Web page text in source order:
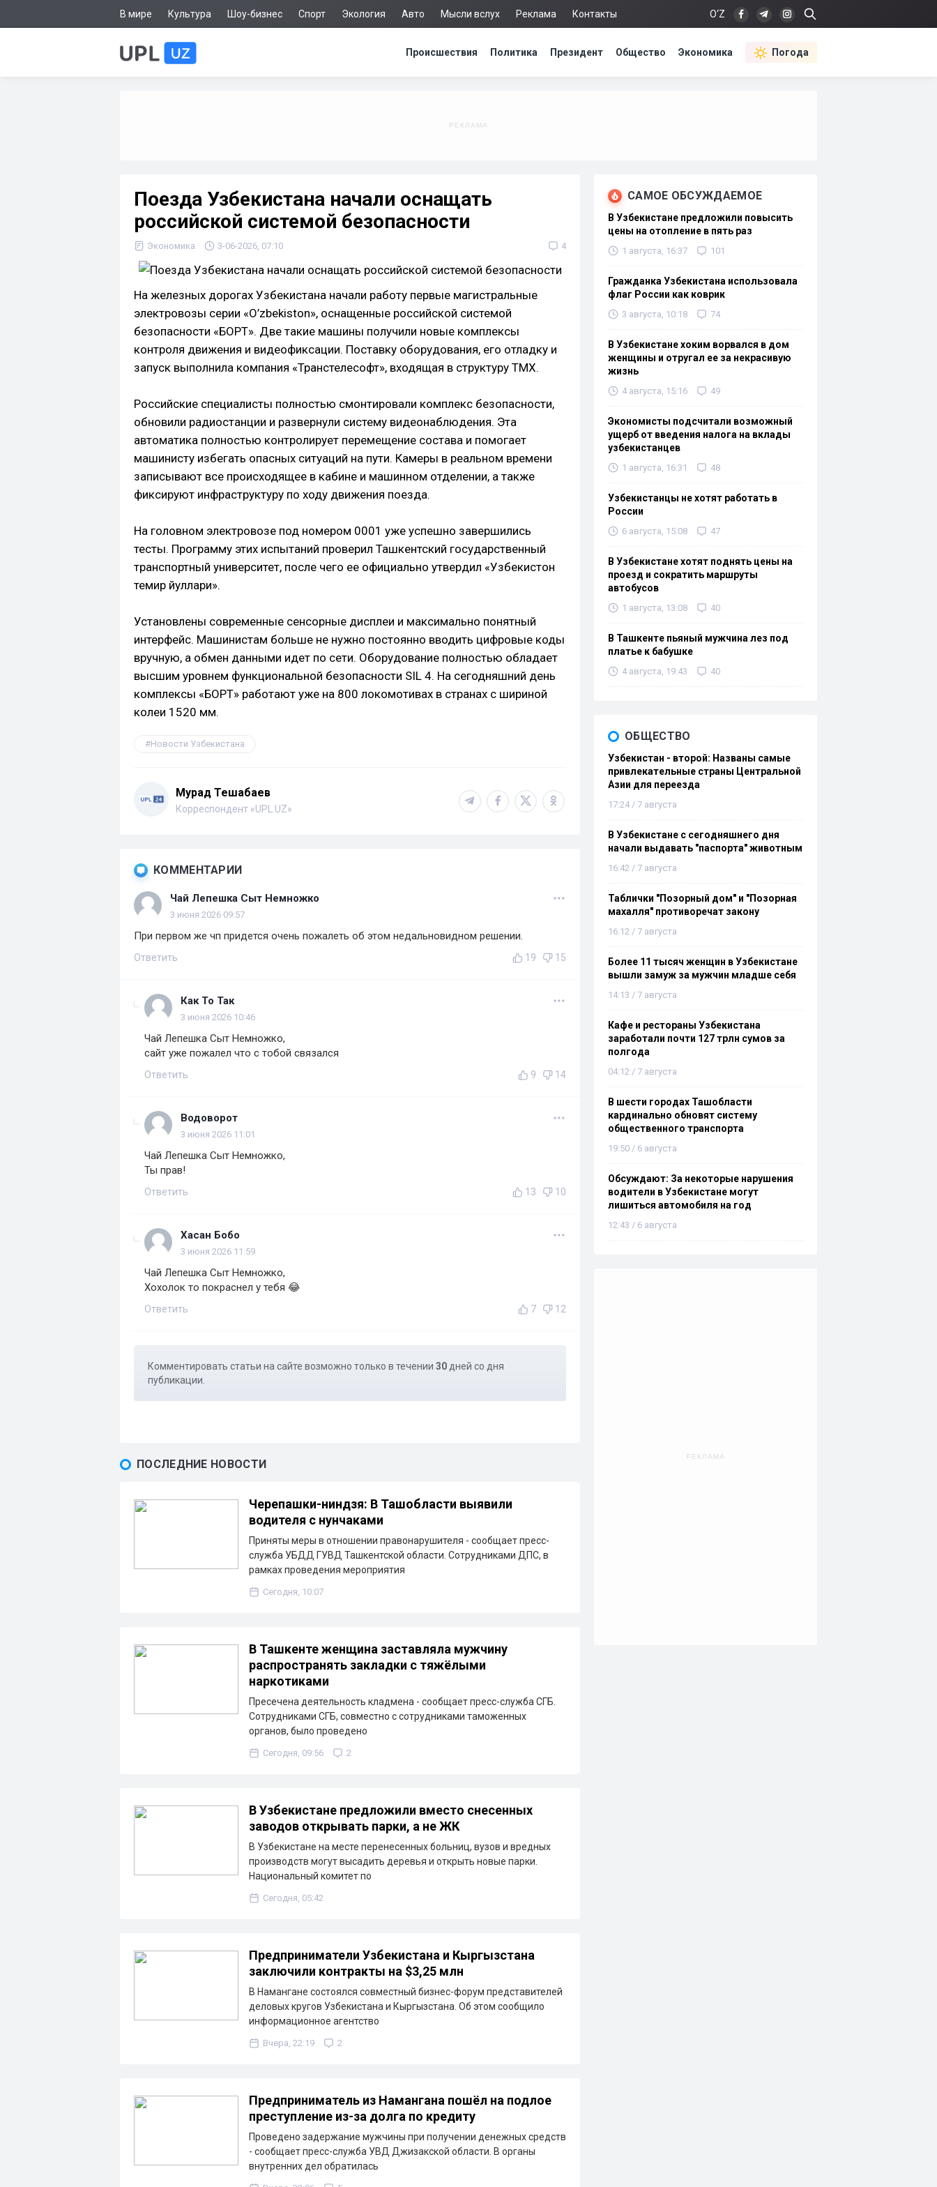
В мире Культура Шоу-бизнес Спорт Экология Авто Мысли вслух Реклама Контакты O‘Z
Происшествия Политика Президент Общество Экономика Погода
Поезда Узбекистана начали оснащать
российской системой безопасности
Экономика 3-06-2026, 07:10 4
На железных дорогах Узбекистана начали работу первые магистральные
электровозы серии «O’zbekiston», оснащенные российской системой
безопасности «БОРТ». Две такие машины получили новые комплексы
контроля движения и видеофиксации. Поставку оборудования, его отладку и
запуск выполнила компания «Транстелесофт», входящая в структуру ТМХ.
Российские специалисты полностью смонтировали комплекс безопасности,
обновили радиостанции и развернули систему видеонаблюдения. Эта
автоматика полностью контролирует перемещение состава и помогает
машинисту избегать опасных ситуаций на пути. Камеры в реальном времени
записывают все происходящее в кабине и машинном отделении, а также
фиксируют инфраструктуру по ходу движения поезда.
На головном электровозе под номером 0001 уже успешно завершились
тесты. Программу этих испытаний проверил Ташкентский государственный
транспортный университет, после чего ее официально утвердил «Узбекистон
темир йуллари».
Установлены современные сенсорные дисплеи и максимально понятный
интерфейс. Машинистам больше не нужно постоянно вводить цифровые коды
вручную, а обмен данными идет по сети. Оборудование полностью обладает
высшим уровнем функциональной безопасности SIL 4. На сегодняшний день
комплексы «БОРТ» работают уже на 800 локомотивах в странах с шириной
колеи 1520 мм.
Новости Узбекистана
Мурад Тешабаев
Корреспондент «UPL.UZ»
КОММЕНТАРИИ
Чай Лепешка Сыт Немножко
3 июня 2026 09:57
При первом же чп придется очень пожалеть об этом недальновидном решении.
Ответить 19 15
Как То Так
3 июня 2026 10:46
Чай Лепешка Сыт Немножко,
сайт уже пожалел что с тобой связался
Ответить 9 14
Водоворот
3 июня 2026 11:01
Чай Лепешка Сыт Немножко,
Ты прав!
Ответить 13 10
Хасан Бобо
3 июня 2026 11:59
Чай Лепешка Сыт Немножко,
Хохолок то покраснел у тебя 😂
Ответить 7 12
Комментировать статьи на сайте возможно только в течении 30 дней со дня
публикации.
ПОСЛЕДНИЕ НОВОСТИ
Черепашки-ниндзя: В Ташобласти выявили
водителя с нунчаками
Приняты меры в отношении правонарушителя - сообщает пресс-
служба УБДД ГУВД Ташкентской области. Сотрудниками ДПС, в
рамках проведения мероприятия
Сегодня, 10:07
В Ташкенте женщина заставляла мужчину
распространять закладки с тяжёлыми
наркотиками
Пресечена деятельность кладмена - сообщает пресс-служба СГБ.
Сотрудниками СГБ, совместно с сотрудниками таможенных
органов, было проведено
Сегодня, 09:56 2
В Узбекистане предложили вместо снесенных
заводов открывать парки, а не ЖК
В Узбекистане на месте перенесенных больниц, вузов и вредных
производств могут высадить деревья и открыть новые парки.
Национальный комитет по
Сегодня, 05:42
Предприниматели Узбекистана и Кыргызстана
заключили контракты на $3,25 млн
В Намангане состоялся совместный бизнес-форум представителей
деловых кругов Узбекистана и Кыргызстана. Об этом сообщило
информационное агентство
Вчера, 22:19 2
Предприниматель из Намангана пошёл на подлое
преступление из-за долга по кредиту
Проведено задержание мужчины при получении денежных средств
- сообщает пресс-служба УВД Джизакской области. В органы
внутренних дел обратилась
САМОЕ ОБСУЖДАЕМОЕ
В Узбекистане предложили повысить
цены на отопление в пять раз
1 августа, 16:37 101
Гражданка Узбекистана использовала
флаг России как коврик
3 августа, 10:18 74
В Узбекистане хоким ворвался в дом
женщины и отругал ее за некрасивую
жизнь
4 августа, 15:16 49
Экономисты подсчитали возможный
ущерб от введения налога на вклады
узбекистанцев
1 августа, 16:31 48
Узбекистанцы не хотят работать в
России
6 августа, 15:08 47
В Узбекистане хотят поднять цены на
проезд и сократить маршруты
автобусов
1 августа, 13:08 40
В Ташкенте пьяный мужчина лез под
платье к бабушке
4 августа, 19:43 40
ОБЩЕСТВО
Узбекистан - второй: Названы самые
привлекательные страны Центральной
Азии для переезда
17:24 / 7 августа
В Узбекистане с сегодняшнего дня
начали выдавать "паспорта" животным
16:42 / 7 августа
Таблички "Позорный дом" и "Позорная
махалля" противоречат закону
16:12 / 7 августа
Более 11 тысяч женщин в Узбекистане
вышли замуж за мужчин младше себя
14:13 / 7 августа
Кафе и рестораны Узбекистана
заработали почти 127 трлн сумов за
полгода
04:12 / 7 августа
В шести городах Ташобласти
кардинально обновят систему
общественного транспорта
19:50 / 6 августа
Обсуждают: За некоторые нарушения
водители в Узбекистане могут
лишиться автомобиля на год
12:43 / 6 августа